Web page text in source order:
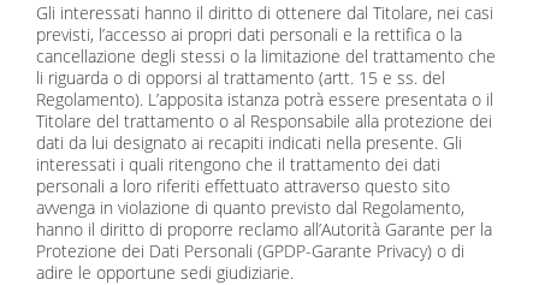
Gli interessati hanno il diritto di ottenere dal Titolare, nei casi
previsti, l’accesso ai propri dati personali e la rettifica o la
cancellazione degli stessi o la limitazione del trattamento che
li riguarda o di opporsi al trattamento (artt. 15 e ss. del
Regolamento). L’apposita istanza potrà essere presentata o il
Titolare del trattamento o al Responsabile alla protezione dei
dati da lui designato ai recapiti indicati nella presente. Gli
interessati i quali ritengono che il trattamento dei dati
personali a loro riferiti effettuato attraverso questo sito
avvenga in violazione di quanto previsto dal Regolamento,
hanno il diritto di proporre reclamo all’Autorità Garante per la
Protezione dei Dati Personali (GPDP-Garante Privacy) o di
adire le opportune sedi giudiziarie.